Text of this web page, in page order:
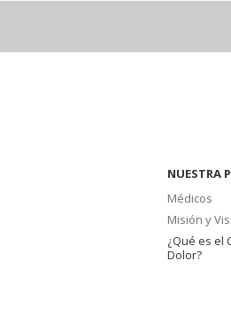
NUESTRA
Médicos
Misión y
¿Qué es el
Dolor?